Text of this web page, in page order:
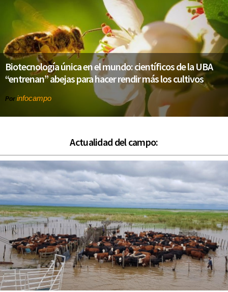
Biotecnología única en el mundo: científicos de la UBA
“entrenan” abejas para hacer rendir más los cultivos
Por infocampo
Actualidad del campo: